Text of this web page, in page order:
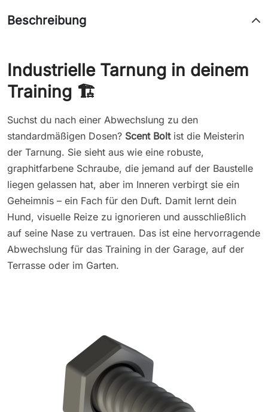
Beschreibung
Industrielle Tarnung in deinem
Training 🏗️
Suchst du nach einer Abwechslung zu den
standardmäßigen Dosen? Scent Boltist die Meisterin
der Tarnung. Sie sieht aus wie eine robuste,
graphitfarbene Schraube, die jemand auf der Baustelle
liegen gelassen hat, aber im Inneren verbirgt sie ein
Geheimnis – ein Fach für den Duft. Damit lernt dein
Hund, visuelle Reize zu ignorieren und ausschließlich
auf seine Nase zu vertrauen. Das ist eine hervorragende
Abwechslung für das Training in der Garage, auf der
Terrasse oder im Garten.